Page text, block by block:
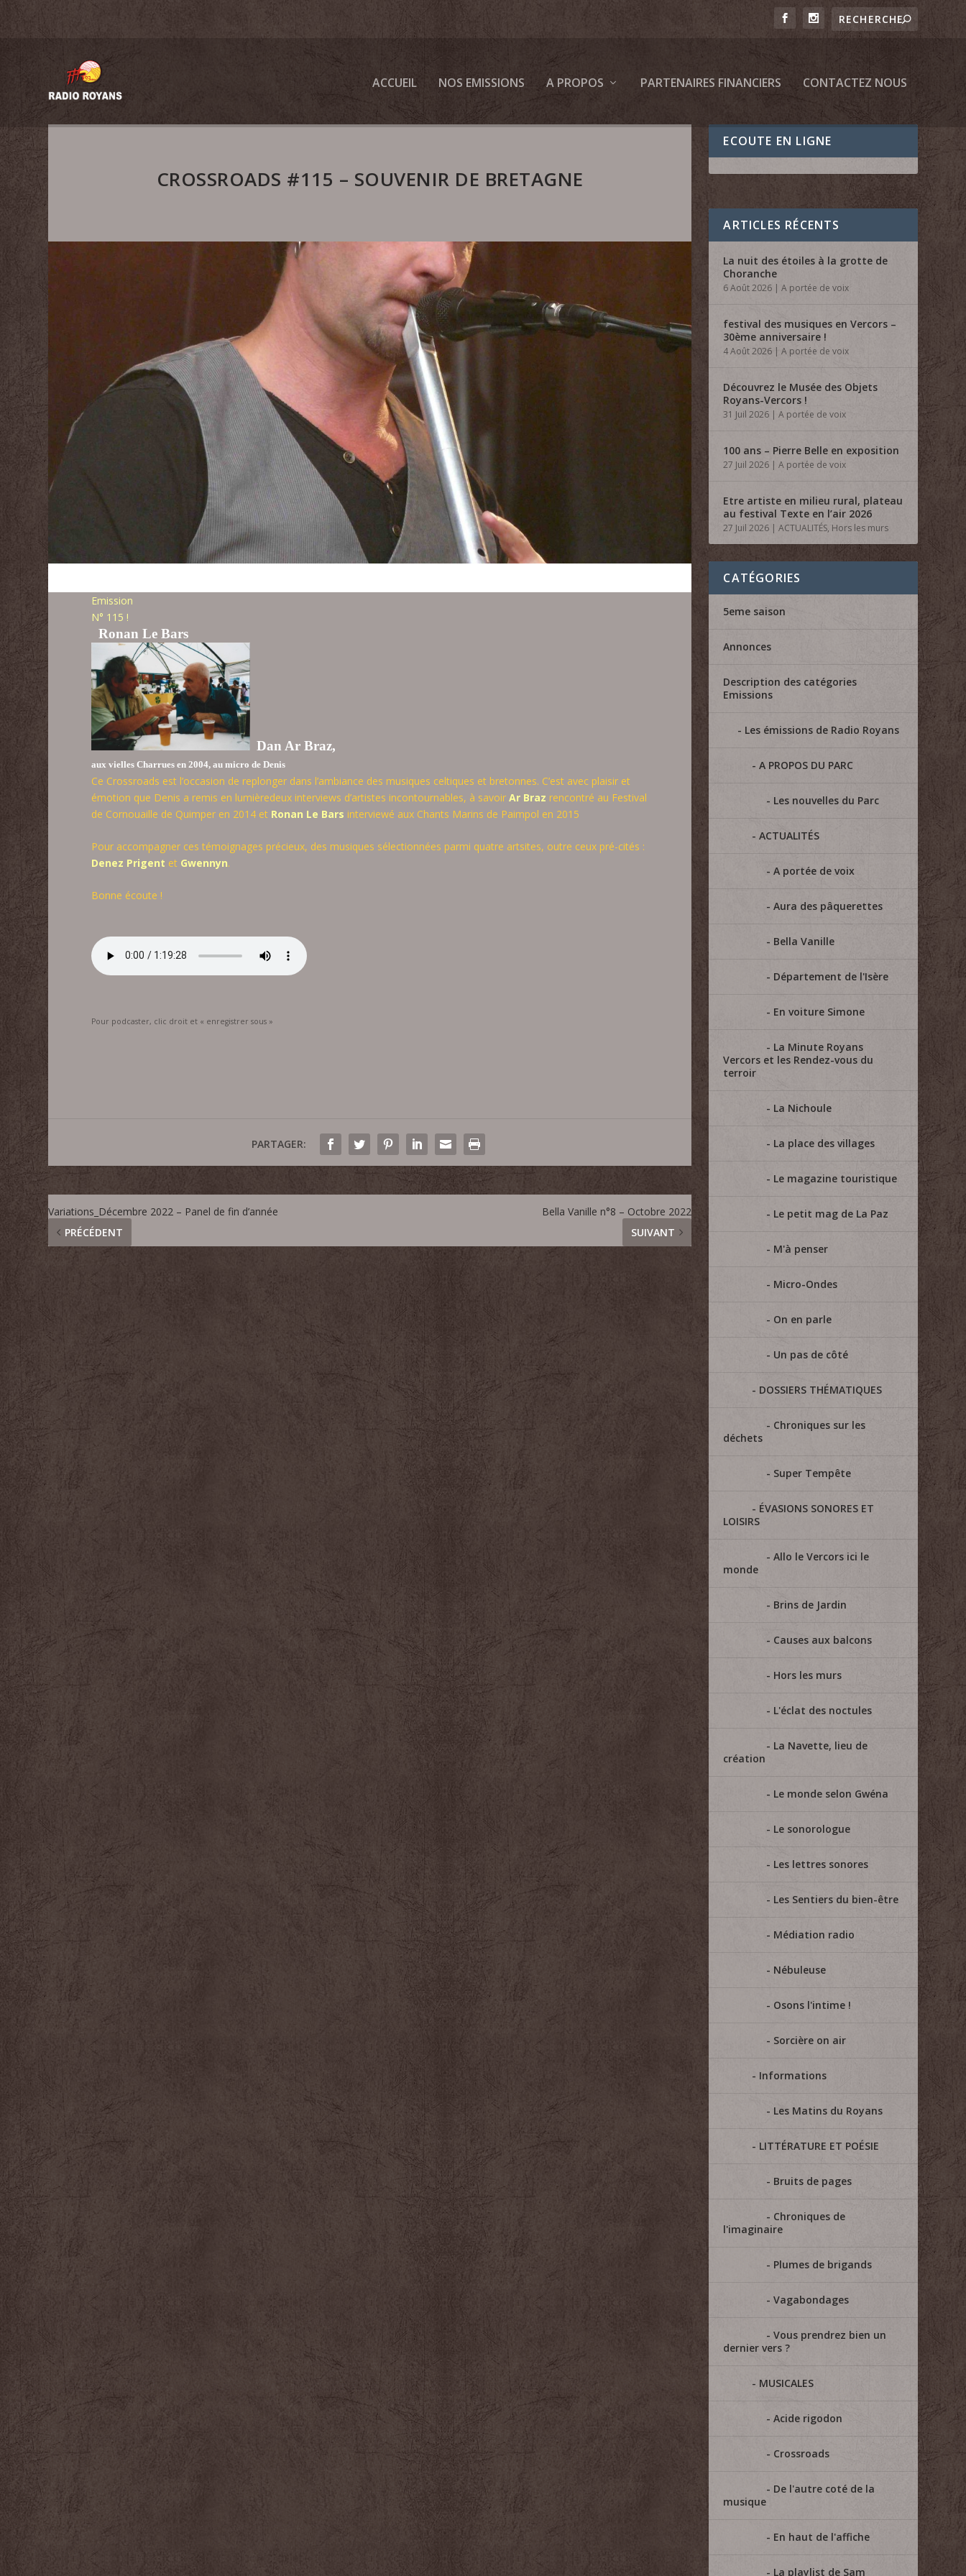
ACCUEIL NOS EMISSIONS A PROPOS PARTENAIRES FINANCIERS CONTACTEZ NOUS
CROSSROADS #115 – SOUVENIR DE BRETAGNE
Emission
N° 115 !
Ronan Le Bars
Dan Ar Braz,
aux vielles Charrues en 2004, au micro de Denis
Ce Crossroads est l’occasion de replonger dans l’ambiance des musiques celtiques et bretonnes. C’est avec plaisir et
émotion que Denis a remis en lumièredeux interviews d’artistes incontournables, à savoirAr Braz rencontré au Festival
de Cornouaille de Quimper en 2014 et Ronan Le Bars interviewé aux Chants Marins de Paimpol en 2015
Pour accompagner ces témoignages précieux, des musiques sélectionnées parmi quatre artsites, outre ceux pré-cités :
Denez Prigent et Gwennyn.
Bonne écoute !
Pour podcaster, clic droit et « enregistrer sous »
PARTAGER:
Variations_Décembre 2022 – Panel de fin d’année
PRÉCÉDENT
Bella Vanille n°8 – Octobre 2022
SUIVANT
ECOUTE EN LIGNE
ARTICLES RÉCENTS
La nuit des étoiles à la grotte de
Choranche
6 Août 2026 |A portée de voix
festival des musiques en Vercors –
30ème anniversaire !
4 Août 2026 |A portée de voix
Découvrez le Musée des Objets
Royans-Vercors !
31 Juil 2026 |A portée de voix
100 ans – Pierre Belle en exposition
27 Juil 2026 |A portée de voix
Etre artiste en milieu rural, plateau
au festival Texte en l’air 2026
27 Juil 2026 |ACTUALITÉS, Hors les murs
CATÉGORIES
5eme saison
Annonces
Description des catégories
Emissions
Les émissions de Radio Royans
A PROPOS DU PARC
Les nouvelles du Parc
ACTUALITÉS
A portée de voix
Aura des pâquerettes
Bella Vanille
Département de l'Isère
En voiture Simone
La Minute Royans
Vercors et les Rendez-vous du
terroir
La Nichoule
La place des villages
Le magazine touristique
Le petit mag de La Paz
M'à penser
Micro-Ondes
On en parle
Un pas de côté
DOSSIERS THÉMATIQUES
Chroniques sur les
déchets
Super Tempête
ÉVASIONS SONORES ET
LOISIRS
Allo le Vercors ici le
monde
Brins de Jardin
Causes aux balcons
Hors les murs
L'éclat des noctules
La Navette, lieu de
création
Le monde selon Gwéna
Le sonorologue
Les lettres sonores
Les Sentiers du bien-être
Médiation radio
Nébuleuse
Osons l'intime !
Sorcière on air
Informations
Les Matins du Royans
LITTÉRATURE ET POÉSIE
Bruits de pages
Chroniques de
l'imaginaire
Plumes de brigands
Vagabondages
Vous prendrez bien un
dernier vers ?
MUSICALES
Acide rigodon
Crossroads
De l'autre coté de la
musique
En haut de l'affiche
La playlist de Sam